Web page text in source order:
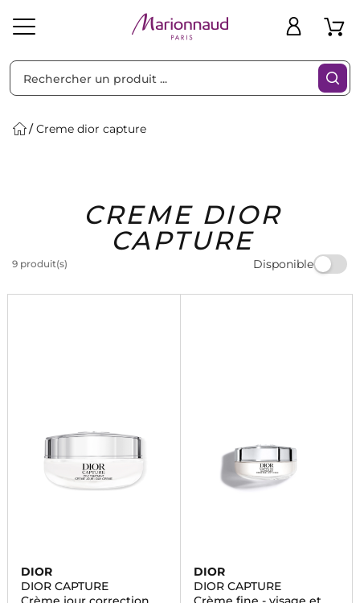
Homme Marques Idées
Cadeaux
Bons
Plans
Creme dior capture
CREME DIOR
CAPTURE
9 produit(s) Disponible
Filtres
DIOR
DIOR CAPTURE
DIOR
DIOR CAPTURE